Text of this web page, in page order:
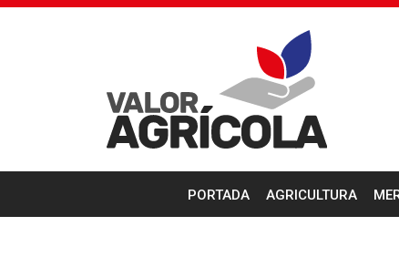
PORTADA AGRICULTURA